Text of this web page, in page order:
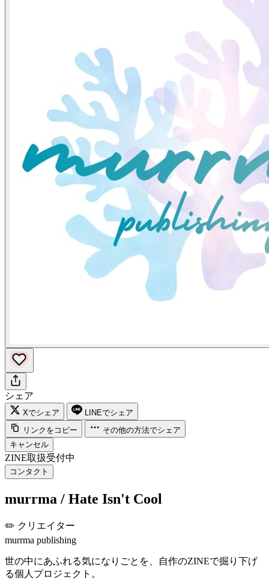
シェア
Xでシェア
LINEでシェア
リンクをコピー
その他の方法でシェア
キャンセル
ZINE取扱受付中
コンタクト
murrma / Hate Isn't Cool
✏️ クリエイター
murrma publishing
世の中にあふれる気になりごとを、自作のZINEで掘り下げ
る個人プロジェクト。